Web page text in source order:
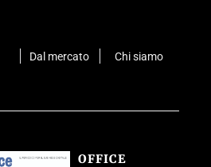
Dal mercato Chi siamo
OFFICE